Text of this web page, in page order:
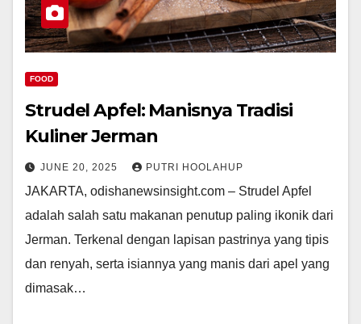
FOOD
Strudel Apfel: Manisnya Tradisi
Kuliner Jerman
JUNE 20, 2025 PUTRI HOOLAHUP
JAKARTA, odishanewsinsight.com – Strudel Apfel
adalah salah satu makanan penutup paling ikonik dari
Jerman. Terkenal dengan lapisan pastrinya yang tipis
dan renyah, serta isiannya yang manis dari apel yang
dimasak…